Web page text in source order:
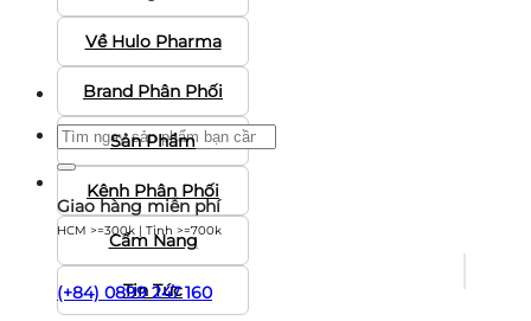
Tìm
kiếm:
Giao hàng miễn phí
HCM >=300k | Tỉnh >=700k
(+84) 0899 247 160
Về Hulo Pharma
Brand Phân Phối
Sản Phẩm
Kênh Phân Phối
Cẩm Nang
Tin Tức